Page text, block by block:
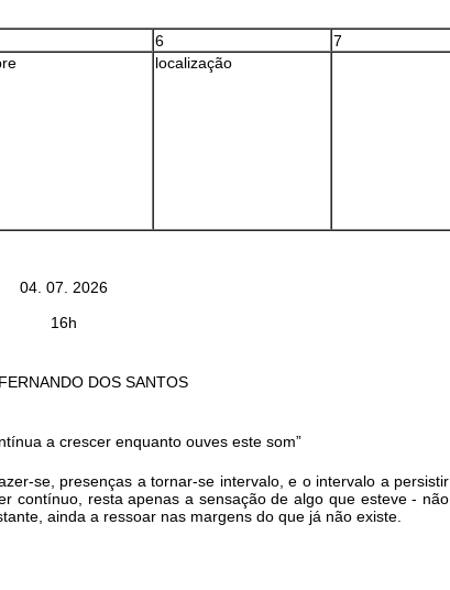
6 7
localização
04. 07. 2026
16h
DOS SANTOS
a crescer enquanto ouves este som”
se, presenças a tornar-se intervalo, e o intervalo a persistir
contínuo, resta apenas a sensação de algo que esteve - não
ainda a ressoar nas margens do que já não existe.